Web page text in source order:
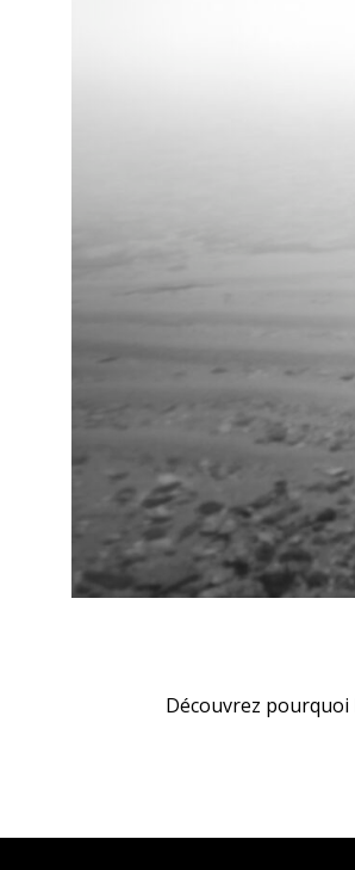
Découvrez